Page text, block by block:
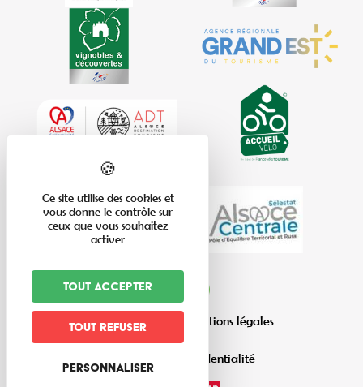
Plan du site Mentions légales
Politique de confidentialité
Ce site utilise des cookies et
vous donne le contrôle sur
ceux que vous souhaitez
activer
Tout accepter
Tout refuser
Personnaliser